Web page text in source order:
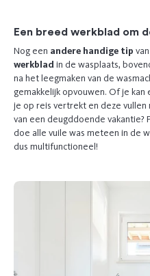
Een breed werkblad om
Nog een andere handige tip
werkblad in de wasplaats,
na het leegmaken van de
gemakkelijk opvouwen. Of je
je op reis vertrekt en deze vullen
van een deugddoende vakantie?
doe alle vuile was meteen in de
dus multifunctioneel!